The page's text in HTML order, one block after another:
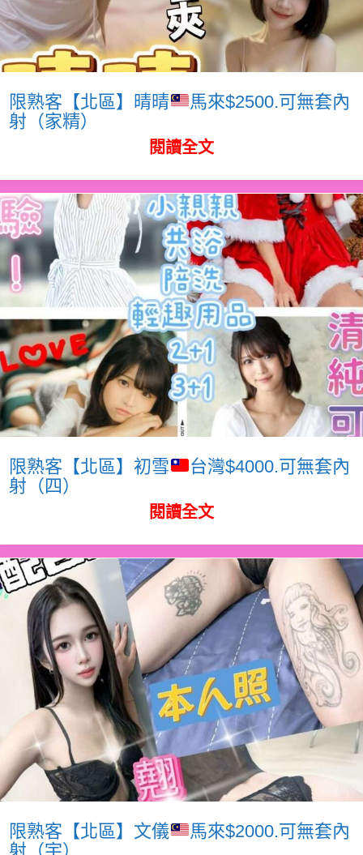
限熟客【北區】晴晴
馬來$2500.可無套內
射（家精）
閱讀全文
限熟客【北區】初雪
台灣$4000.可無套內
射（四）
閱讀全文
限熟客【北區】文儀
馬來$2000.可無套內
射（宇）